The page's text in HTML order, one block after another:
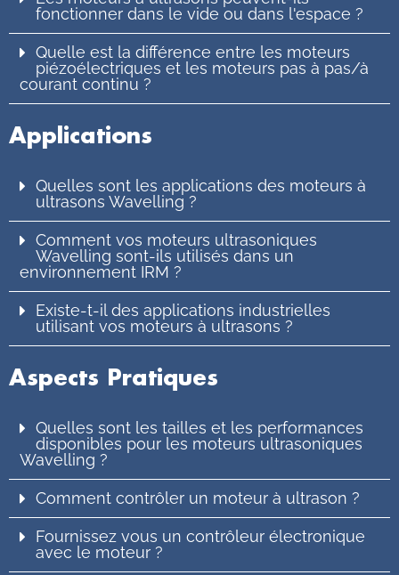
fonctionner dans le vide ou dans l'espace ?
Quelle est la différence entre les moteurs
piézoélectriques et les moteurs pas à pas/à
courant continu ?
Applications
Quelles sont les applications des moteurs à
ultrasons Wavelling ?
Comment vos moteurs ultrasoniques
Wavelling sont-ils utilisés dans un
environnement IRM ?
Existe-t-il des applications industrielles
utilisant vos moteurs à ultrasons ?
Aspects Pratiques
Quelles sont les tailles et les performances
disponibles pour les moteurs ultrasoniques
Wavelling ?
Comment contrôler un moteur à ultrason ?
Fournissez vous un contrôleur électronique
avec le moteur ?